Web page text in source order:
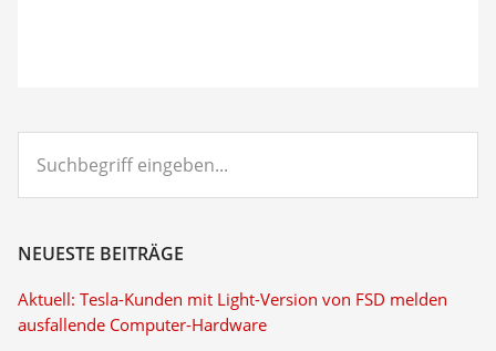
eingeben...
NEUESTE BEITRÄGE
Aktuell: Tesla-Kunden mit Light-Version von FSD melden
ausfallende Computer-Hardware